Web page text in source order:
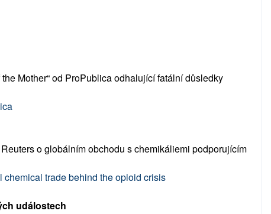
Mother“ od ProPublica odhalující fatální důsledky
o globálním obchodu s chemikáliemi podporujícím
trade behind the opioid crisis
událostech